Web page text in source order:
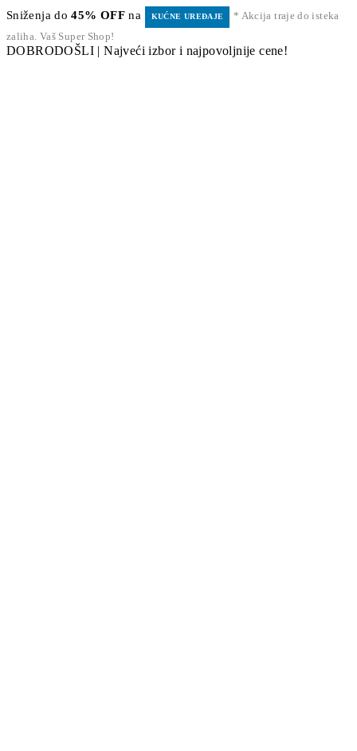
Sniženja do45% OFF na KUĆNE UREĐAJE
* Akcija traje do isteka
zaliha. Vaš Super Shop!
DOBRODOŠLI | Najveći izbor i najpovoljnije cene!